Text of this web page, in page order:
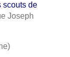
scouts de
Joseph